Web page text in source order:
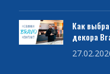
Как
декора